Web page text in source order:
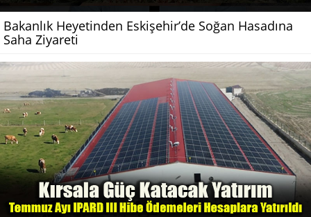
Bakanlık Heyetinden Eskişehir’de Soğan Hasadına
Saha Ziyareti